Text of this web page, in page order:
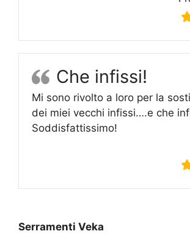
Che infissi!
Mi sono rivolto a loro per la
dei miei vecchi infissi….e che
Soddisfattissimo!
Serramenti Veka